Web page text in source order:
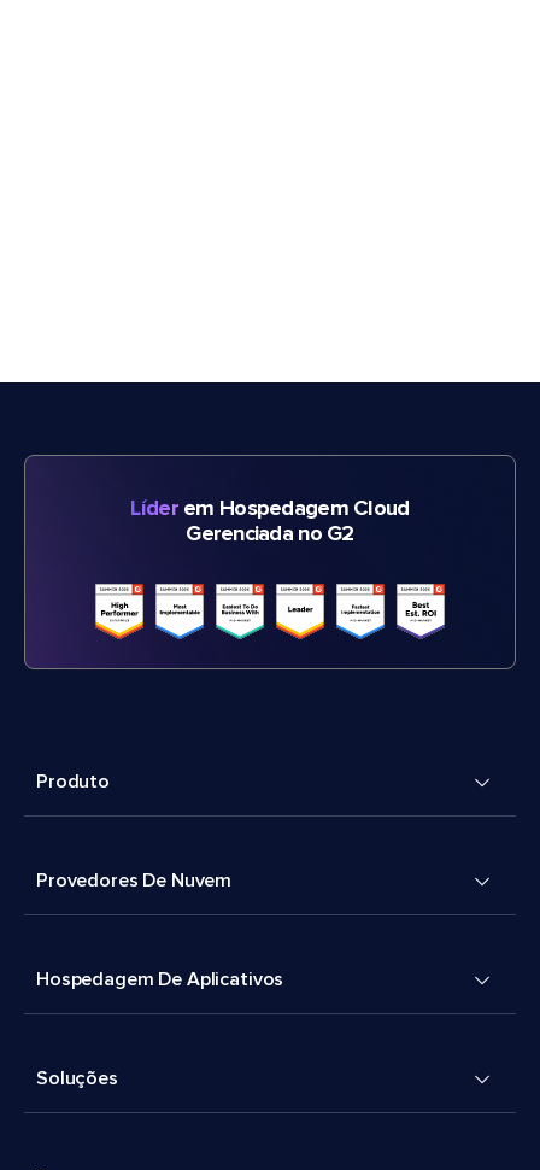
Líderem Hospedagem Cloud
Gerenciada no G2
Produto
Provedores De Nuvem
Hospedagem De Aplicativos
Soluções